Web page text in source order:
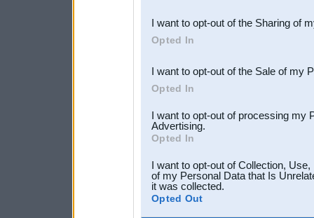
Downstream Participants
third parties.
I want to opt-out of the Sharing of
Opted In
I want to opt-out of the Sale of my
Opted In
I want to opt-out of processing my
Advertising.
Opted In
I want to opt-out of Collection,
of my Personal Data that Is
it was collected.
Opted Out